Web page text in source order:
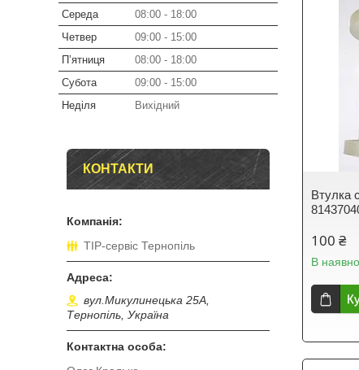
Втулка
100 ₴
В
Середа
08:00
18:00
Четвер
09:00
15:00
Пʼятниця
08:00
18:00
Субота
09:00
15:00
Неділя
Вихідний
КОНТАКТИ
ТІР-сервіс Тернопіль
вул.Микулинецька 25А,
Тернопіль, Україна